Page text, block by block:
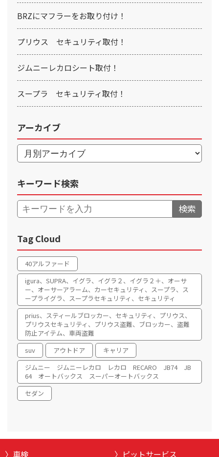
BRZにマフラーをお取り付け！
プリウス セキュリティ取付！
ジムニーレカロシート取付！
スープラ セキュリティ取付！
アーカイブ
キーワード検索
検索
Tag Cloud
40アルファード
igura、SUPRA、イグラ、イグラ２、イグラ２＋、オーサ
ー、オーサーアラーム、カーセキュリティ、スープラ、ス
ープライグラ、スープラセキュリティ、セキュリティ
prius、スティールブロッカー、セキュリティ、プリウス、
プリウスセキュリティ、プリウス盗難、ブロッカー、盗難
防止アイテム、車両盗難
suv
アウトドア
キャリア
ジムニー ジムニーレカロ レカロ RECARO JB74 JB
64 オートバックス スーパーオートバックス
セダン
車検 ピットサービス